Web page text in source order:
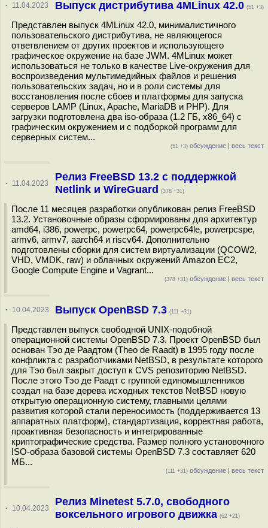
· 11.04.2023 Выпуск дистрибутива 4MLinux 42.0 (51 +3)
Представлен выпуск 4MLinux 42.0, минималистичного
пользовательского дистрибутива, не являющегося
ответвлением от других проектов и использующего
графическое окружение на базе JWM. 4MLinux может
использоваться не только в качестве Live-окружения для
воспроизведения мультимедийных файлов и решения
пользовательских задач, но и в роли системы для
восстановления после сбоев и платформы для запуска
серверов LAMP (Linux, Apache, MariaDB и PHP). Для
загрузки подготовлена два iso-образа (1.2 ГБ, x86_64) с
графическим окружением и с подборкой программ для
серверных систем...
(51 +3) обсуждение | весь текст
· 11.04.2023
Релиз FreeBSD 13.2 с поддержкой
Netlink и WireGuard
(378 +31)
После 11 месяцев разработки опубликован релиз FreeBSD
13.2. Установочные образы сформированы для архитектур
amd64, i386, powerpc, powerpc64, powerpc64le, powerpcspe,
armv6, armv7, aarch64 и riscv64. Дополнительно
подготовлены сборки для систем виртуализации (QCOW2,
VHD, VMDK, raw) и облачных окружений Amazon EC2,
Google Compute Engine и Vagrant...
(378 +31) обсуждение | весь текст
· 10.04.2023 Выпуск OpenBSD 7.3 (111 +31)
Представлен выпуск свободной UNIX-подобной
операционной системы OpenBSD 7.3. Проект OpenBSD был
основан Тэо де Раадтом (Theo de Raadt) в 1995 году после
конфликта с разработчиками NetBSD, в результате которого
для Тэо был закрыт доступ к CVS репозиторию NetBSD.
После этого Тэо де Раадт с группой единомышленников
создал на базе дерева исходных текстов NetBSD новую
открытую операционную систему, главными целями
развития которой стали переносимость (поддерживается 13
аппаратных платформ), стандартизация, корректная работа,
проактивная безопасность и интегрированные
криптографические средства. Размер полного установочного
ISO-образа базовой системы OpenBSD 7.3 составляет 620
МБ...
(111 +31) обсуждение | весь текст
· 10.04.2023
Релиз Minetest 5.7.0, свободного
воксельного игрового движка (62 +21)